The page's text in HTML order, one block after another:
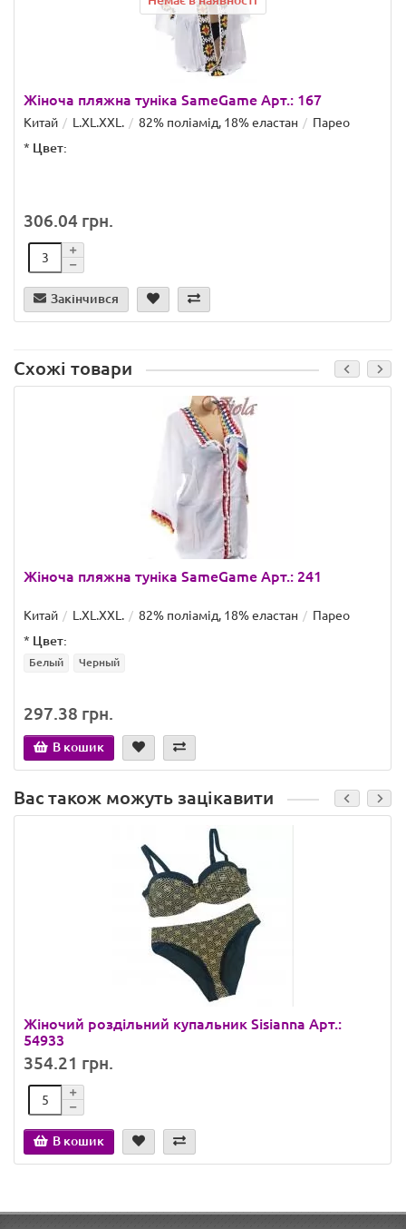
Жіноча пляжна туніка SameGame Арт.: 167
Китай L.XL.XXL. 82% поліамід, 18% еластан
Парео
* Цвет:
306.04 грн.
Закінчився
Схожі товари
Жіноча пляжна туніка SameGame Арт.: 241
Китай L.XL.XXL. 82% поліамід, 18% еластан
Парео
* Цвет:
Белый Черный
297.38 грн.
В кошик
Вас також можуть зацікавити
Жіночий роздільний купальник Sisianna Арт.:
54933
354.21 грн.
В кошик